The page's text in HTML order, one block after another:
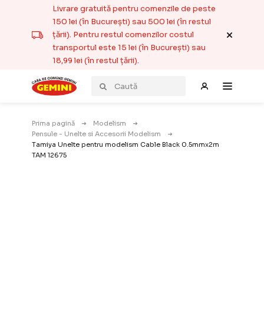
Livrare gratuită pentru comenzile de peste
150 lei (în București) sau 500 lei (în restul
țării). Pentru restul comenzilor costul
transportul este 15 lei (în București) sau
18,99 lei (în restul țării).
Prima pagină
Modelism
Pensule - Unelte si Accesorii Modelism
Tamiya Unelte pentru modelism Cable Black 0.5mmx2m
TAM 12675